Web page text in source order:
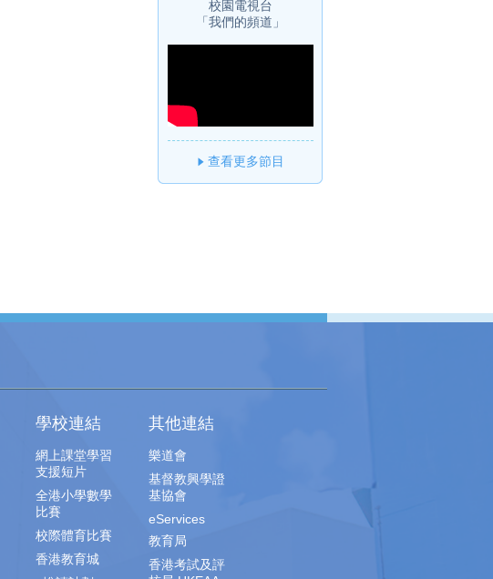
校園電視台
「我們的頻道」
查看更多節目
學校連結
網上課堂學習
支援短片
全港小學數學
比賽
校際體育比賽
香港教育城
其他連結
樂道會
基督教興學證
基協會
eServices
教育局
香港考試及評